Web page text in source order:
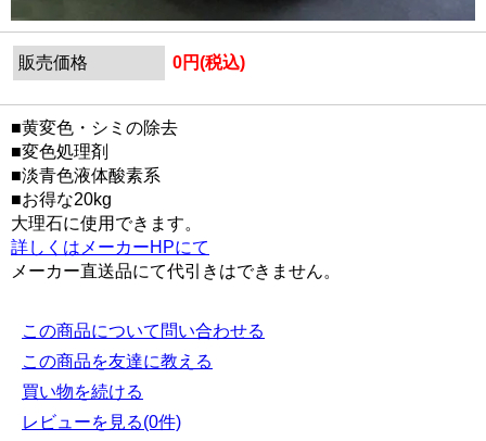
販売価格 0円(税込)
■黄変色・シミの除去
■変色処理剤
■淡青色液体酸素系
■お得な20kg
大理石に使用できます。
詳しくはメーカーHPにて
メーカー直送品にて代引きはできません。
この商品について問い合わせる
この商品を友達に教える
買い物を続ける
レビューを見る(0件)